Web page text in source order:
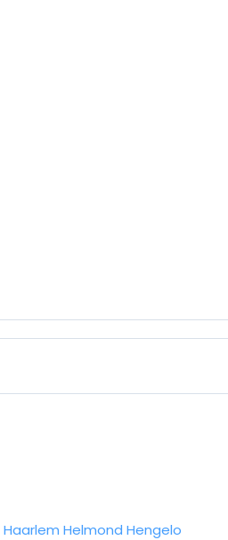
Haarlem Helmond Hengelo